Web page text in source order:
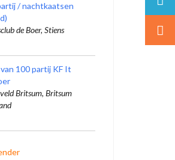
/ nachtkaatsen
de Boer, Stiens
100 partij KF It
Britsum, Britsum